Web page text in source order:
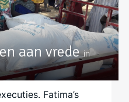
aan vredein
Fatima’s